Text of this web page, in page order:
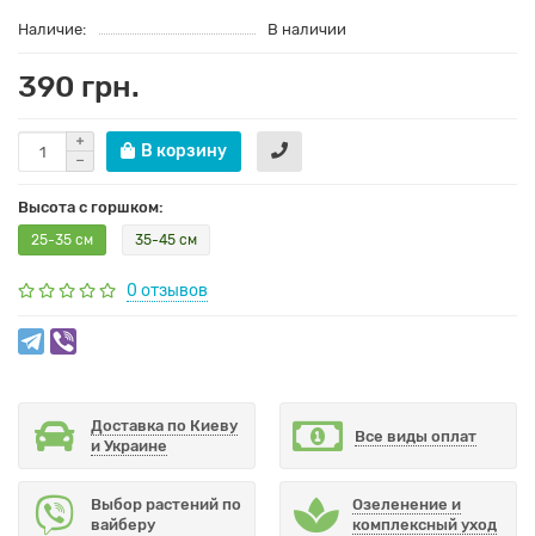
Наличие: В наличии
390 грн.
В корзину
Высота с горшком:
25-35 см 35-45 см
0 отзывов
Доставка по Киеву
и Украине
Все виды оплат
Выбор растений по
вайберу
Озеленение и
комплексный уход